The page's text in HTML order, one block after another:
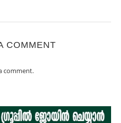
COMMENT
comment.